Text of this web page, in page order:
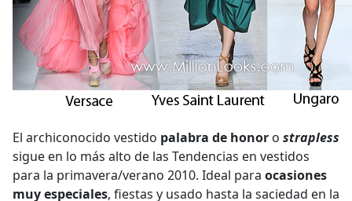
El archiconocido vestido palabra de honor o strapless
sigue en lo más alto de las Tendencias en vestidos
para la primavera/verano 2010. Ideal para ocasiones
muy especiales, fiestas y usado hasta la saciedad en la